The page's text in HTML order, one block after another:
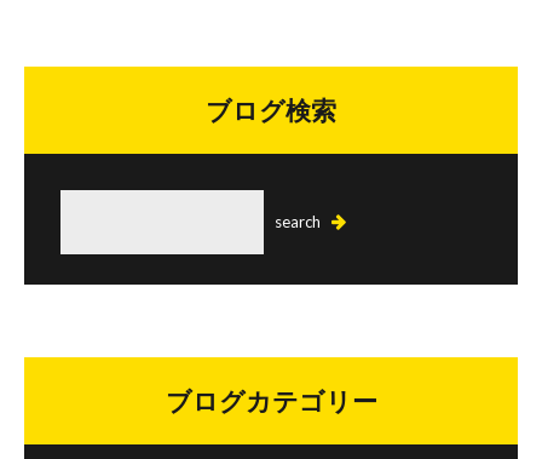
ブログ検索
ブログカテゴリー